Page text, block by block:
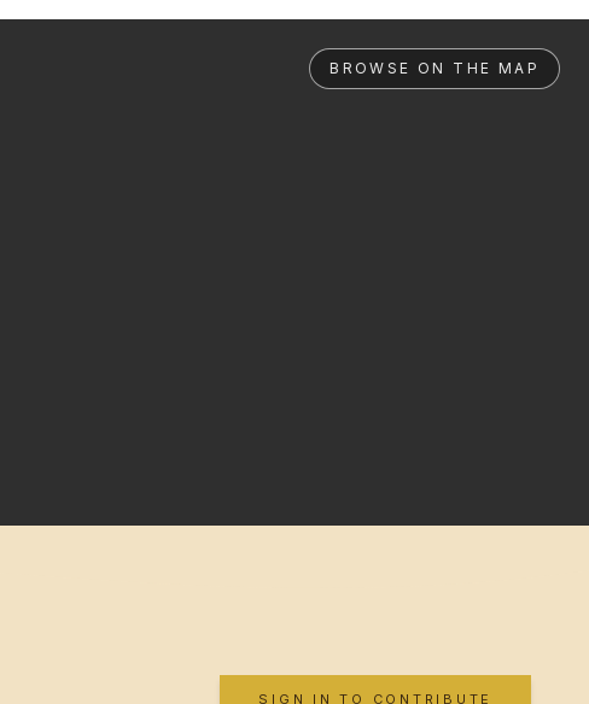
BROWSE ON THE MAP
SIGN IN TO CONTRIBUTE